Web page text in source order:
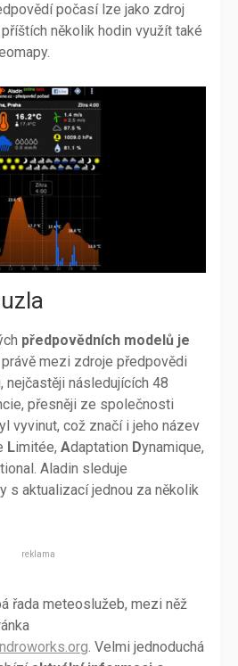
počasí lze jako zdroj
několik hodin využít také
předpovědních modelů je
právě mezi zdroje předpovědi
nejčastěji následujících 48
přesněji ze společnosti
vyvinut, což značí i jeho název
Limitée, Adaptation Dynamique,
Aladin sleduje
s aktualizací jednou za několik
reklama
řada meteoslužeb, mezi něž
. Velmi jednoduchá